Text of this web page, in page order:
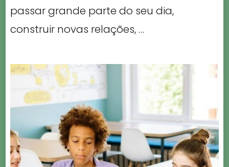
passar grande parte do seu dia,
construir novas relações, …